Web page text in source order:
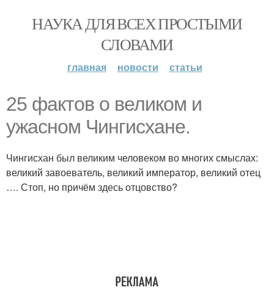
НАУКА ДЛЯ ВСЕХ ПРОСТЫМИ
СЛОВАМИ
главная новости статьи
25 фактов о великом и
ужасном Чингисхане.
Чингисхан был великим человеком во многих смыслах:
великий завоеватель, великий император, великий отец
…. Стоп, но причём здесь отцовство?